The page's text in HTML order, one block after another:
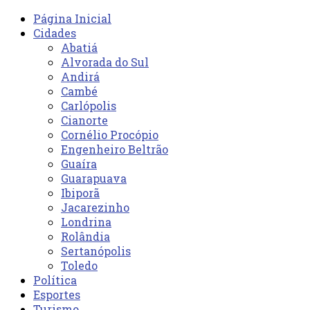
Página Inicial
Cidades
Abatiá
Alvorada do Sul
Andirá
Cambé
Carlópolis
Cianorte
Cornélio Procópio
Engenheiro Beltrão
Guaíra
Guarapuava
Ibiporã
Jacarezinho
Londrina
Rolândia
Sertanópolis
Toledo
Política
Esportes